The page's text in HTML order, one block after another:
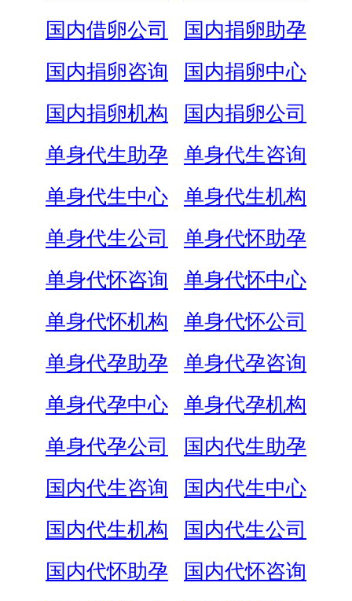
国内借卵公司
国内捐卵助孕
国内捐卵咨询
国内捐卵中心
国内捐卵机构
国内捐卵公司
单身代生助孕
单身代生咨询
单身代生中心
单身代生机构
单身代生公司
单身代怀助孕
单身代怀咨询
单身代怀中心
单身代怀机构
单身代怀公司
单身代孕助孕
单身代孕咨询
单身代孕中心
单身代孕机构
单身代孕公司
国内代生助孕
国内代生咨询
国内代生中心
国内代生机构
国内代生公司
国内代怀助孕
国内代怀咨询